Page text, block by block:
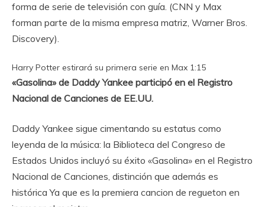
forma de serie de televisión con guía. (CNN y Max
forman parte de la misma empresa matriz, Warner Bros.
Discovery).
Harry Potter estirará su primera serie en Max 1:15
«Gasolina» de Daddy Yankee participó en el Registro
Nacional de Canciones de EE.UU.
Daddy Yankee sigue cimentando su estatus como
leyenda de la música: la Biblioteca del Congreso de
Estados Unidos incluyó su éxito «Gasolina» en el Registro
Nacional de Canciones, distinción que además es
históricaYa que es la premiera cancion de regueton en